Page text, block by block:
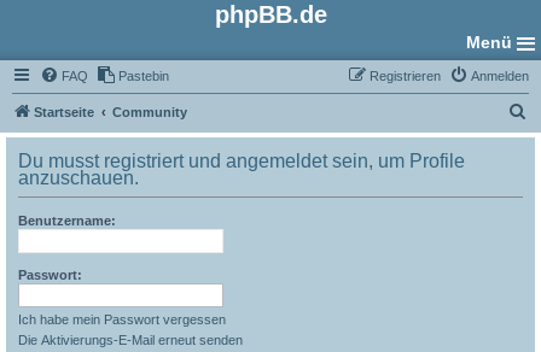
phpBB.de
Menü
FAQ Pastebin Anmelden
Registrieren
Startseite Community
u
Du musst registriert und angemeldet sein, um Profile
anzuschauen.
Benutzername:
Passwort:
Ich habe mein Passwort vergessen
Die Aktivierungs-E-Mail erneut senden